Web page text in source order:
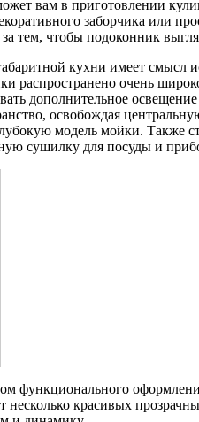
вам в приготовлении
заборчика или
за тем, чтобы подоконник
кухни имеет смысл
распространено очень
дополнительное
освобождая
модель мойки. Также
сушилку для посуды и
функционального
несколько красивых